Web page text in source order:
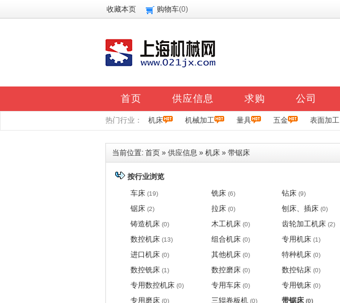
收藏本页 购物车(0)
首页 供应信息 求购 公司
热门行业： 机床 机械加工 量具 五金 表面加工
当前位置: 首页 » 供应信息 » 机床 » 带锯床
按行业浏览
车床 (19) 铣床 (6) 钻床 (9)
锯床 (2) 拉床 (0) 刨床、插床 (0)
铸造机床 (0) 木工机床 (0) 齿轮加工机床 (2)
数控机床 (13) 组合机床 (0) 专用机床 (1)
进口机床 (0) 其他机床 (0) 特种机床 (0)
数控铣床 (1) 数控磨床 (0) 数控钻床 (0)
专用数控机床 (0) 专用车床 (0) 专用铣床 (0)
专用磨床 (0) 三辊卷板机 (0) 带锯床 (0)